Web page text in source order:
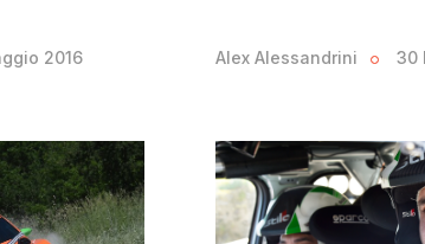
2016 Alex Alessandrini 30